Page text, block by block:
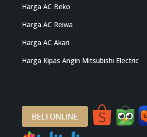
Harga AC Beko
Harga AC Reiwa
Harga AC Akari
Harga Kipas Angin Mitsubishi Electric